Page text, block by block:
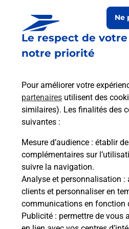
Le respect de
notre priorité
Pour améliorer votre
partenaires utilisent des
similaires). Les finalités des
suivantes :
Mesure d’audience : établir
complémentaires sur
suivre la navigation.
Analyse et personnalisation :
clients et personnaliser en
communications en fonction
Publicité : permettre de vous
Ne
Boîte aux lettres La
Prochaine collecte du
09h30
Esplanade Du Souvenir
32600 Clermont Saves
Itinéraire
Le lien s'ouvre dans un nouvel onglet